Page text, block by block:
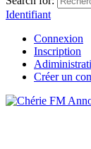
Identifiant
Connexion
Inscription
Créer un